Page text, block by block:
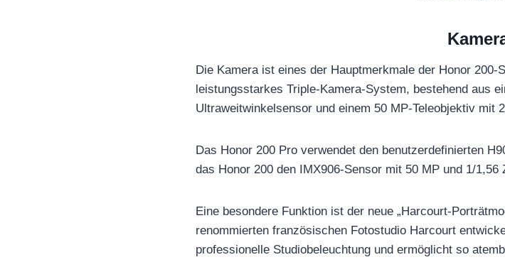
Die Kamera ist eines der Hauptmerkmale der Honor 200-
leistungsstarkes Triple-Kamera-System, bestehend aus
Ultraweitwinkelsensor und einem 50 MP-Teleobjektiv mit
Das Honor 200 Pro verwendet den benutzerdefinierten
das Honor 200 den IMX906-Sensor mit 50 MP und 1/1,56
Eine besondere Funktion ist der neue „Harcourt-
renommierten französischen Fotostudio Harcourt
professionelle Studiobeleuchtung und ermöglicht so